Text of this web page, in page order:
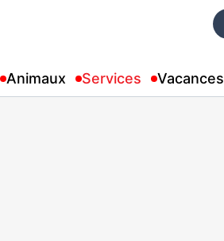
Animaux Services Vacances